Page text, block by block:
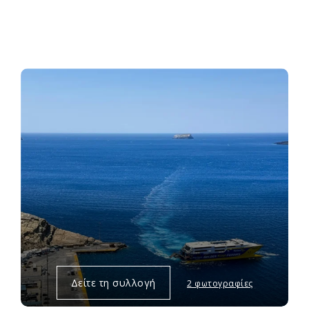
Δείτε τη συλλογή 2 φωτογραφίες